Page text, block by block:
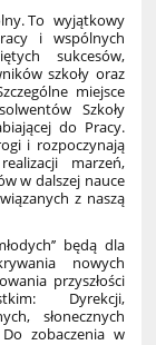
To wyjątkowy
i wspólnych
sukcesów,
szkoły oraz
miejsce
Szkoły
do Pracy.
i rozpoczynają
marzeń,
w dalszej nauce
z naszą
będą dla
nowych
przyszłości
Dyrekcji,
słonecznych
zobaczenia w